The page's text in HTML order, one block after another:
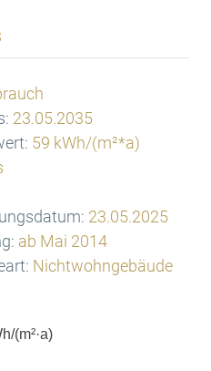
23.05.2035
59 kWh/(m²*a)
23.05.2025
ab Mai 2014
Nichtwohngebäude
(m²·a)